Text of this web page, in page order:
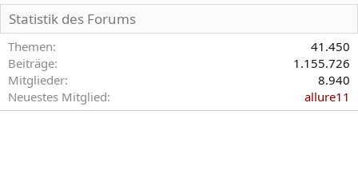
Statistik des Forums
Themen
41.450
Beiträge
1.155.726
Mitglieder
8.940
Neuestes Mitglied
allure11